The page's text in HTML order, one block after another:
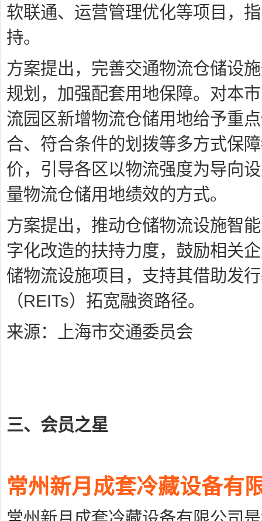
软联通、运营管理优化等项目，
持。
方案提出，完善交通物流仓储设
规划，加强配套用地保障。对本
流园区新增物流仓储用地给予重
合、符合条件的划拨等多方式保
价，引导各区以物流强度为导向
量物流仓储用地绩效的方式。
方案提出，推动仓储物流设施智
字化改造的扶持力度，鼓励相关
储物流设施项目，支持其借助发
（REITs）拓宽融资路径。
来源：上海市交通委员会
三、会员之星
常州新月成套冷藏设备有